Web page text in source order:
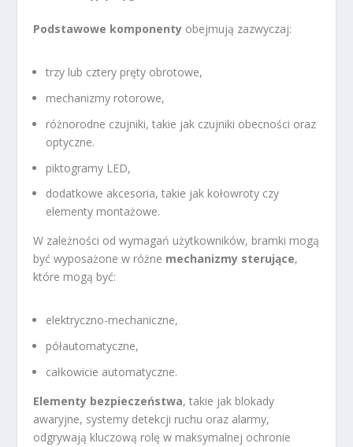
Podstawowe komponenty obejmują zazwyczaj:
trzy lub cztery pręty obrotowe,
mechanizmy rotorowe,
różnorodne czujniki, takie jak czujniki obecności oraz
optyczne.
piktogramy LED,
dodatkowe akcesoria, takie jak kołowroty czy
elementy montażowe.
W zależności od wymagań użytkowników, bramki mogą
być wyposażone w różne mechanizmy sterujące,
które mogą być:
elektryczno-mechaniczne,
półautomatyczne,
całkowicie automatyczne.
Elementy bezpieczeństwa, takie jak blokady
awaryjne, systemy detekcji ruchu oraz alarmy,
odgrywają kluczową rolę w maksymalnej ochronie